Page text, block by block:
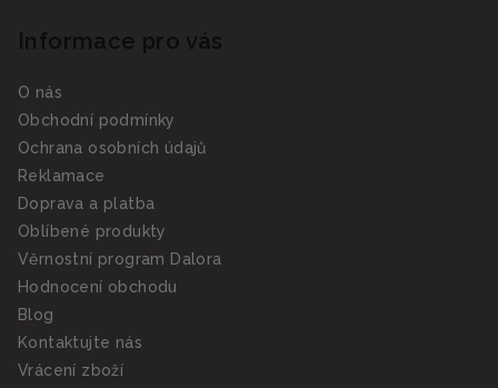
Informace pro vás
O nás
Obchodní podmínky
Ochrana osobních údajů
Reklamace
Doprava a platba
Oblíbené produkty
Věrnostní program Dalora
Hodnocení obchodu
Blog
Kontaktujte nás
Vrácení zboží